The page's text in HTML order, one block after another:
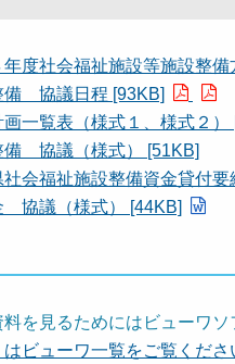
年度社会福祉施設等施設整備
備 協議日程 [93KB]
画一覧表（様式１、様式２）
備 協議（様式） [51KB]
社会福祉施設整備資金貸付要
協議（様式） [44KB]
を見るためにはビューワソ
ビューワ一覧をご覧くださ